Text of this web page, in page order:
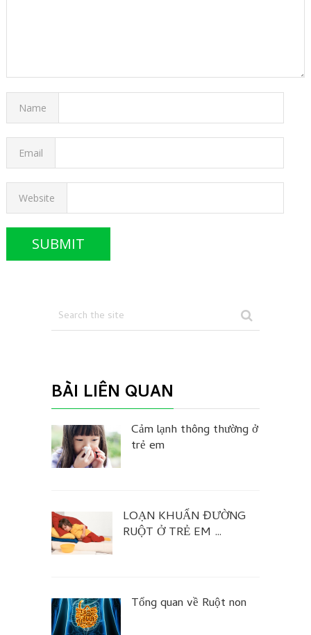
Name
Email
Website
BÀI LIÊN QUAN
Cảm lạnh thông thường ở
trẻ em
LOẠN KHUẨN ĐƯỜNG
RUỘT Ở TRẺ EM …
Tổng quan về Ruột non